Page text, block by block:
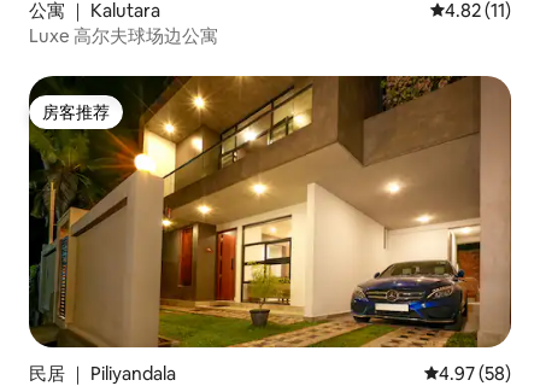
公寓 ｜ Kalutara 平均评分
4.82 (11)
Luxe 高尔夫球场边公寓
房客推荐
房客推荐
民居 ｜ Piliyandala 平均评分
4.97 (58)